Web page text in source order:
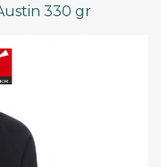
330 gr